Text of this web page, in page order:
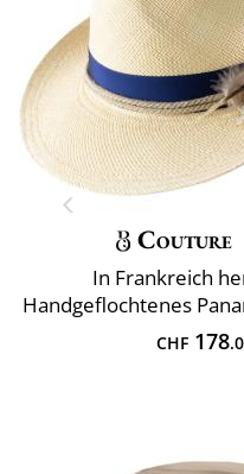
Couture
In Frankreich
Handgeflochtenes
CHF178